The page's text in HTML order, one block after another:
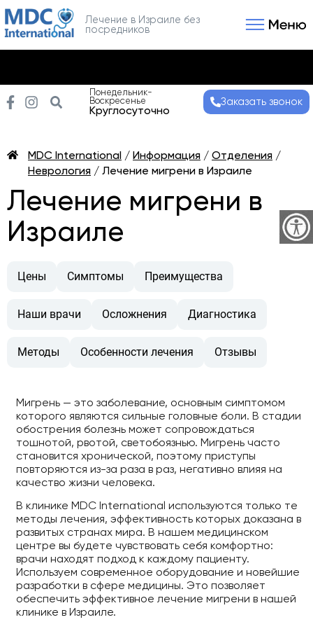
Лечение в Израиле без
посредников
Понедельник-
Воскресенье
Круглосуточно
Заказать звонок
MDC International / Информация / Отделения /
Неврология / Лечение мигрени в Израиле
Лечение мигрени в
Израиле
Цены Симптомы Преимущества
Наши врачи Осложнения Диагностика
Методы Особенности лечения Отзывы
Мигрень — это заболевание, основным симптомом
которого являются сильные головные боли. В стадии
обострения болезнь может сопровождаться
тошнотой, рвотой, светобоязнью. Мигрень часто
становится хронической, поэтому приступы
повторяются из-за раза в раз, негативно влияя на
качество жизни человека.
В клинике MDC International используются только те
методы лечения, эффективность которых доказана в
развитых странах мира. В нашем медицинском
центре вы будете чувствовать себя комфортно:
врачи находят подход к каждому пациенту.
Используем современное оборудование и новейшие
разработки в сфере медицины. Это позволяет
обеспечить эффективное лечение мигрени в нашей
клинике в Израиле.